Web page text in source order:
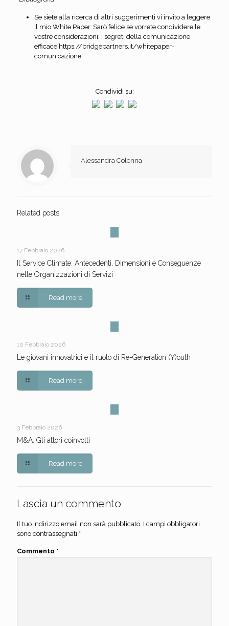
Se siete alla ricerca di altri suggerimenti vi invito a leggere
il mio White Paper. Sarò felice se vorrete condividere le
vostre considerazioni: I segreti della comunicazione
efficace https://bridgepartners.it/whitepaper-
comunicazione
Condividi su:
Alessandra Colonna
Related posts
17 Febbraio 2026
Il Service Climate: Antecedenti, Dimensioni e Conseguenze
nelle Organizzazioni di Servizi
Read more
10 Febbraio 2026
Le giovani innovatrici e il ruolo di Re-Generation (Y)outh
Read more
3 Febbraio 2026
M&A: Gli attori coinvolti
Read more
Lascia un commento
Il tuo indirizzo email non sarà pubblicato. I campi obbligatori
sono contrassegnati *
Commento *